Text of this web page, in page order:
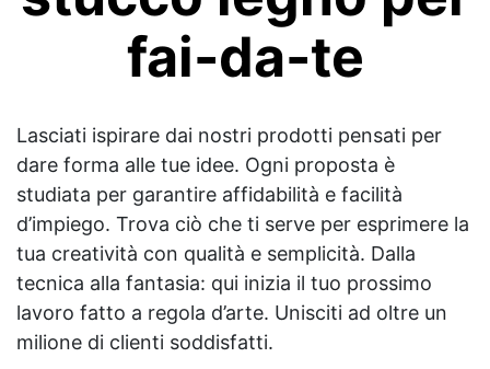
fai-da-te
Lasciati ispirare dai nostri prodotti pensati per
dare forma alle tue idee. Ogni proposta è
studiata per garantire affidabilità e facilità
d’impiego. Trova ciò che ti serve per esprimere la
tua creatività con qualità e semplicità. Dalla
tecnica alla fantasia: qui inizia il tuo prossimo
lavoro fatto a regola d’arte. Unisciti ad oltre un
milione di clienti soddisfatti.